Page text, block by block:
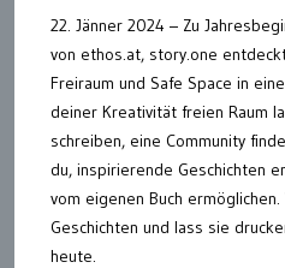
22. Jänner 2024 – Zu
von ethos.at, story.one
Freiraum und Safe Space in
deiner Kreativität freien Raum
schreiben, eine Community
du, inspirierende Geschichten
vom eigenen Buch
Geschichten und lass sie
heute.